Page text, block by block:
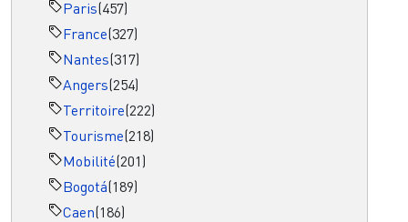
Paris(457)
France(327)
Nantes(317)
Angers(254)
Territoire(222)
Tourisme(218)
Mobilité(201)
Bogotá(189)
Caen(186)